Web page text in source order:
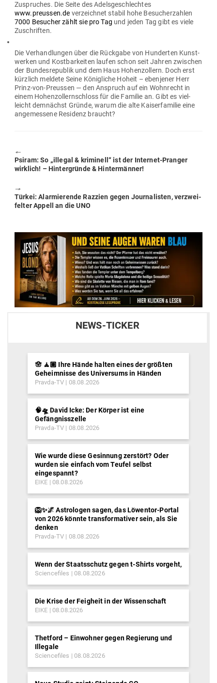
Zuspruches. Die Seite des Adels­ge­schlechtes
www.preussen.de ver­zeichnet stabil hohe Besu­cher­zahlen
7000 Besucher zählt sie pro Tag und jeden Tag gibt es viele
Zuschriften.
Die Ver­hand­lungen über die Rückgabe von Hun­derten Kunst­
werken und Kost­bar­keiten laufen schon seit Jahren zwi­schen
der Bun­des­re­publik und dem Haus Hohen­zollern. Doch erst
kürzlich meldete Seine König­liche Hoheit – eben­jener Herr
Prinz-von-Preussen — den Anspruch auf ein Wohn­recht in
einem Hohen­zol­lern­schloss für die Familie an. Gibt es viel­
leicht dem­nächst Gründe, warum die alte Kai­ser­fa­milie eine
ange­messene Residenz braucht?
🠔
Previous
post:
Psiram: So „illegal & kri­minell“ ist der Internet-Pranger
wirklich! – Hin­ter­gründe & Hintermänner!
🠖
Next
post:
Türkei: Alar­mie­rende Razzien gegen Jour­na­listen, ver­zwei­
felter Appell an die UNO
NEWS-TICKER
🪬 🧘🏽 Ihre Hände halten eines der größten
Geheimnisse des Universums in Händen
Pravda-TV 08.08.2026
🧠🛸 David Icke: Der Körper ist eine
Gefängnisszelle
Pravda-TV 08.08.2026
Wie wurde diese Gesinnung zerstört? Oder
wurden sie einfach vom Teufel selbst
eingespannt?
EIKE 08.08.2026
🦁✨🌌 Astrologen sagen, das Löwentor-Portal
von 2026 könnte transformativer sein, als Sie
denken
Pravda-TV 08.08.2026
Wenn der Staatsschutz gegen t-Shirts vorgeht,
Sciencefiles 08.08.2026
Die Krise der Feigheit in der Wissenschaft
EIKE 08.08.2026
Thetford – Einwohner gegen Regierung und
Illegale
Sciencefiles 08.08.2026